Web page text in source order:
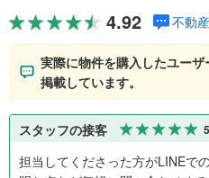
4.92 不動
実際に物件を購入したユー
掲載しています。
スタッフの接客 5
担当してくださった方がLINEで